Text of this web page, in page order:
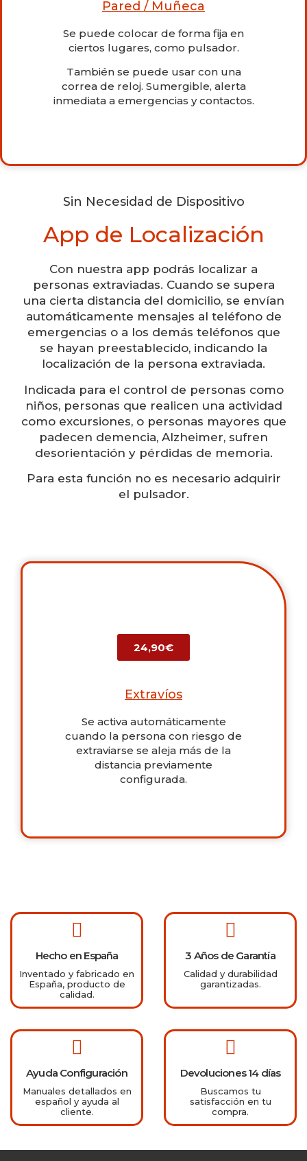
Pared / Muñeca
Se puede colocar de forma fija en
ciertos lugares, como pulsador.
También se puede usar con una
correa de reloj. Sumergible, alerta
inmediata a emergencias y contactos.
Sin Necesidad de Dispositivo
App de Localización
Con nuestra app podrás localizar a
personas extraviadas. Cuando se supera
una cierta distancia del domicilio, se envían
automáticamente mensajes al teléfono de
emergencias o a los demás teléfonos que
se hayan preestablecido, indicando la
localización de la persona extraviada.
Indicada para el control de personas como
niños, personas que realicen una actividad
como excursiones, o personas mayores que
padecen demencia, Alzheimer, sufren
desorientación y pérdidas de memoria.
Para esta función no es necesario adquirir
el pulsador.
24,90€
Extravíos
Se activa automáticamente
cuando la persona con riesgo de
extraviarse se aleja más de la
distancia previamente
configurada.
Hecho en España
Inventado y fabricado en
España, producto de
calidad.
3 Años de Garantía
Calidad y durabilidad
garantizadas.
Ayuda Configuración
Manuales detallados en
español y ayuda al
cliente.
Devoluciones 14 días
Buscamos tu
satisfacción en tu
compra.